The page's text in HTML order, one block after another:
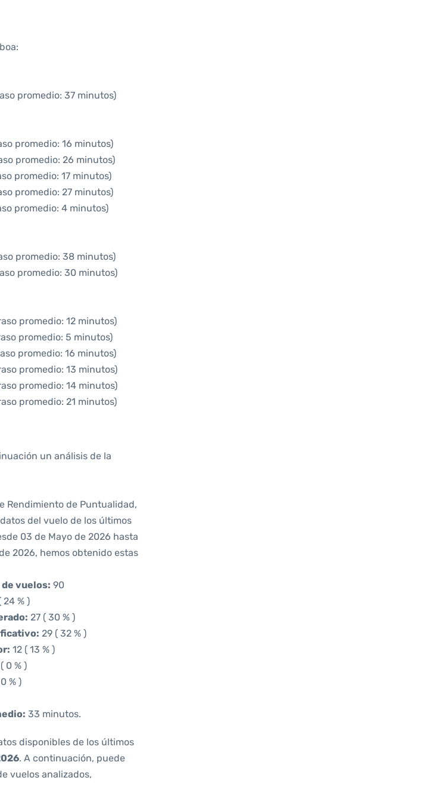
promedio: 37 minutos)
promedio: 16 minutos)
promedio: 26 minutos)
promedio: 17 minutos)
promedio: 27 minutos)
promedio: 4 minutos)
promedio: 38 minutos)
promedio: 30 minutos)
promedio: 12 minutos)
promedio: 5 minutos)
promedio: 16 minutos)
promedio: 13 minutos)
promedio: 14 minutos)
promedio: 21 minutos)
un análisis de la
Rendimiento de Puntualidad,
del vuelo de los últimos
03 de Mayo de 2026 hasta
2026, hemos obtenido estas
vuelos: 90
24 % )
27 ( 30 % )
29 ( 32 % )
12 ( 13 % )
0 % )
% )
33 minutos.
disponibles de los últimos
. A continuación, puede
vuelos analizados,